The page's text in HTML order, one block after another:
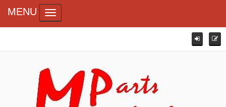
MENU Toggle navigation